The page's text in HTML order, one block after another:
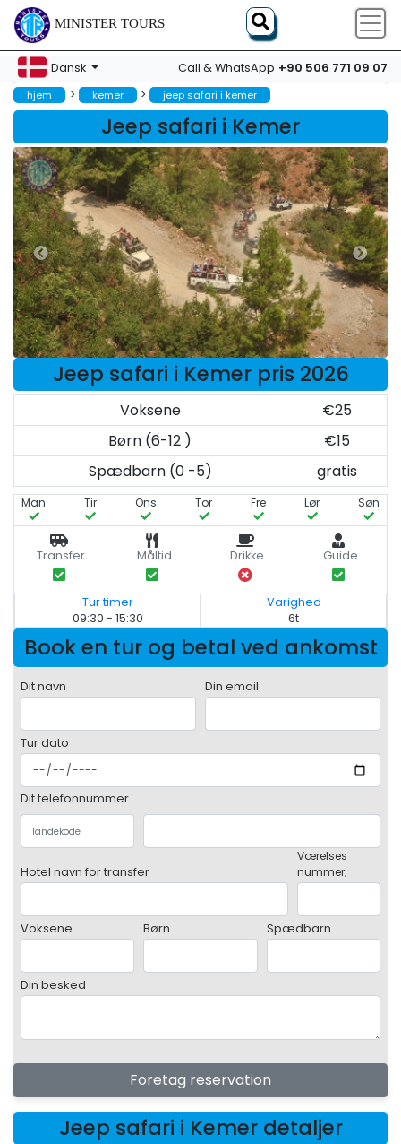
MINISTER TOURS
Dansk Call & WhatsApp +90 506 771 09 07
hjem > kemer > jeep safari i kemer
Jeep safari i Kemer
Jeep safari i Kemer pris 2026
Voksene
€25
Børn (6-12 )
€15
Spædbarn (0 -5)
gratis
Man Tir Ons Tor Fre Lør Søn
Transfer Måltid Drikke Guide
Tur timer
09:30 - 15:30
Varighed
6t
Book en tur og betal ved ankomst
Dit navn Din email
Tur dato
Dit telefonnummer
Hotel navn for transfer
Værelses
nummer;
Voksene Børn Spædbarn
Din besked
Foretag reservation
Jeep safari i Kemer detaljer